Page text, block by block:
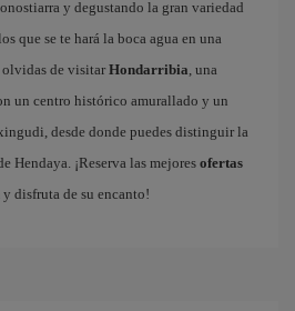
y degustando la gran variedad
que se te hará la boca agua en una
de visitar Hondarribia, una
un centro histórico amurallado y un
desde donde puedes distinguir la
Hendaya. ¡Reserva las mejores ofertas
y disfruta de su encanto!